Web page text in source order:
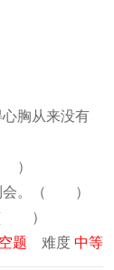
心胸从来没有
）
会。（ ）
（ ）
题 难度 中等